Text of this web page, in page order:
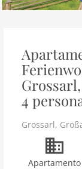
4
Grossarl,
Apartamento